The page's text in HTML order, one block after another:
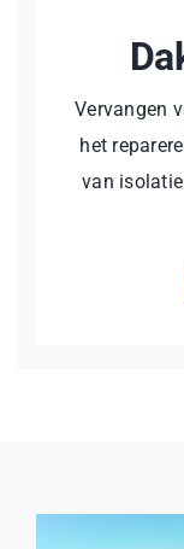
Vervangen
het
van